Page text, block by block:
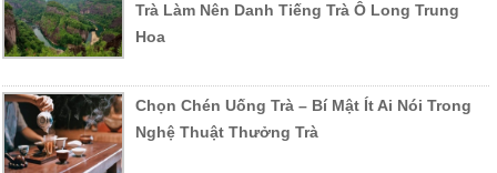
Trà Làm Nên Danh Tiếng Trà Ô Long Trung
Hoa
Chọn Chén Uống Trà – Bí Mật Ít Ai Nói Trong
Nghệ Thuật Thưởng Trà